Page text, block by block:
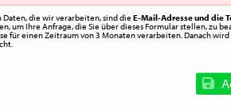
die wir verarbeiten, sind die E-Mail-Adresse und die
um Ihre Anfrage, die Sie über dieses Formular stellen, zu
für einen Zeitraum von 3 Monaten verarbeiten. Danach